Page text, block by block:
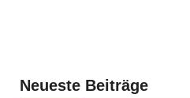
Neueste Beiträge